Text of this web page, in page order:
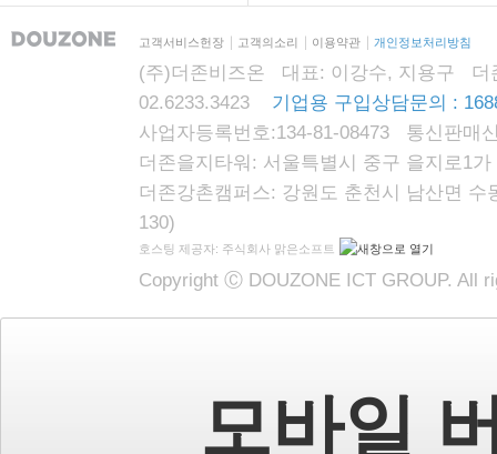
고객서비스헌장 고객의소리 이용약관 개인정보처리방침
(주)더존비즈온 대표: 이강수, 지용구 더
02.6233.3423 기업용 구입상담문의 :
사업자등록번호:134-81-08473 통신판매
더존을지타워: 서울특별시 중구 을지로1
더존강촌캠퍼스: 강원도 춘천시 남산면
130)
호스팅 제공자: 주식회사 맑은소프트
Copyright Ⓒ DOUZONE ICT GROUP. All
모바일